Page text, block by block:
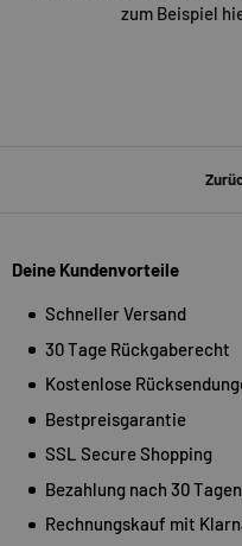
zum Beispiel
Deine Kundenvorteile
Schneller Versand
30 Tage Rückgaberecht
Kostenlose
Bestpreisgarantie
SSL Secure Shopping
Bezahlung nach 30
Rechnungskauf mit